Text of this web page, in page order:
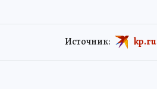
Источник: kp.ru